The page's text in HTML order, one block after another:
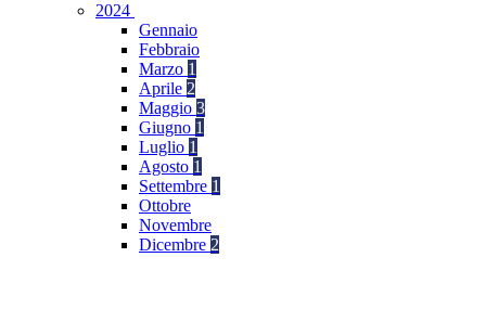
2024
Gennaio
Febbraio
Marzo 1
Aprile 2
Maggio 3
Giugno 1
Luglio 1
Agosto 1
Settembre 1
Ottobre
Novembre
Dicembre 2